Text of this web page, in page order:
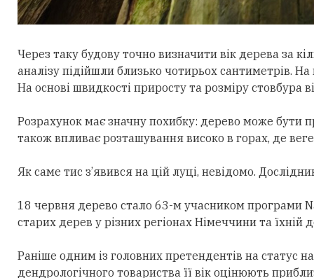
Через таку будову точно визначити вік дерева за
аналізу підійшли близько чотирьох сантиметрів.
На основі швидкості приросту та розміру стовбура
Розрахунок має значну похибку: дерево може бути
також впливає розташування високо в горах, де
Як саме тис з’явився на цій луці, невідомо.
18 червня дерево стало 63-м учасником програми
старих дерев у різних регіонах Німеччини та
Раніше одним із головних претендентів на статус
дендрологічного товариства її вік оцінюють